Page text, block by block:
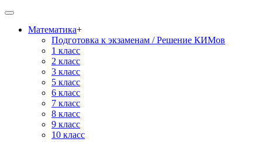
Математика+
Подготовка к экзаменам / Решение КИМов
1 класс
2 класс
3 класс
5 класс
6 класс
7 класс
8 класс
9 класс
10 класс